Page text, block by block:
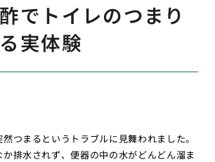
でトイレのつまり
実体験
つまるというトラブルに見舞われました。
排水されず、便器の中の水がどんどん溜ま